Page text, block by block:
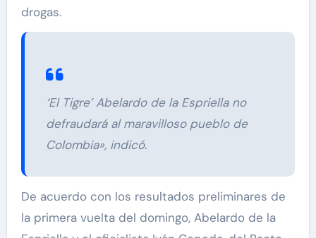
drogas.
‘El Tigre’ Abelardo de la Espriella no
defraudará al maravilloso pueblo de
Colombia», indicó.
De acuerdo con los resultados preliminares de
la primera vuelta del domingo, Abelardo de la